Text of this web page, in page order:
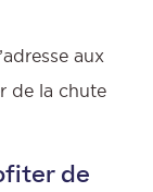
aux
de la chute
de